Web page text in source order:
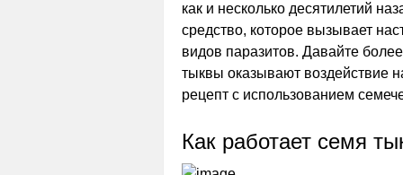
как и несколько десятилетий
средство, которое вызывает
видов паразитов. Давайте
тыквы оказывают воздействие
рецепт с использованием
Как работает семя